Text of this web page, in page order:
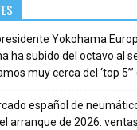
Yokohama
ha subido del octavo al
muy cerca del ‘top
español de
arranque de 2026: